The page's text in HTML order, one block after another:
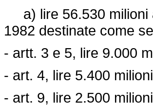
a) lire 56.530 milioni
1982 destinate come
- artt. 3 e 5, lire 9.000
- art. 4, lire 5.400
- art. 9, lire 2.500